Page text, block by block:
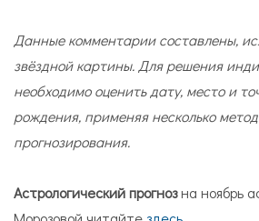
Данные комментарии составлены,
звёздной картины. Для решения
необходимо оценить дату, место и
рождения, применяя несколько
прогнозирования.
Астрологический прогнозна ноябрь